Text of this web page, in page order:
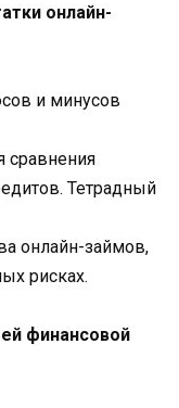
онлайн-
и минусов
сравнения
Тетрадный
онлайн-займов,
рисках.
финансовой